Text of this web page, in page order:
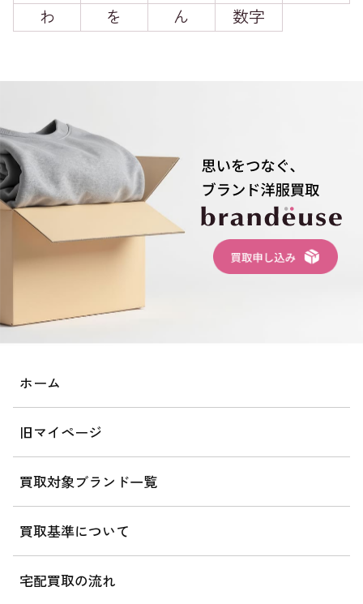
わ
を ん 数字
ホーム
旧マイページ
買取対象ブランド一覧
買取基準について
宅配買取の流れ